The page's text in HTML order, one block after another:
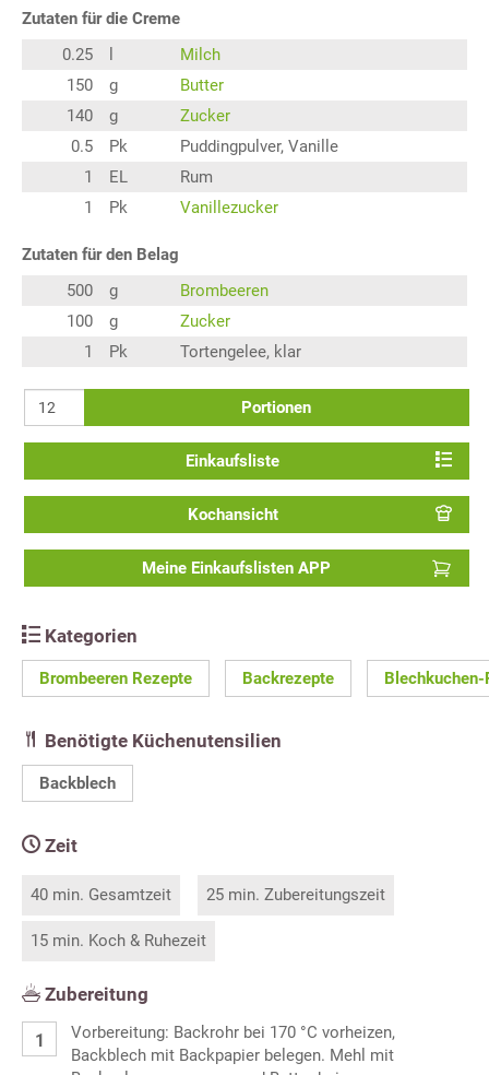
Zutaten für die Creme
0.25
Milch
150
g
Butter
140
g
Zucker
0.5
Pk
Puddingpulver, Vanille
1
EL
Rum
1
Pk Vanillezucker
Zutaten für den Belag
500
g
Brombeeren
100
g
Zucker
1
Pk Tortengelee, klar
Portionen
Einkaufsliste
Kochansicht
Meine Einkaufslisten APP
Kategorien
Brombeeren Rezepte Backrezepte
Benötigte Küchenutensilien
Backblech
Zeit
40 min. Gesamtzeit 25 min. Zubereitungszeit
15 min. Koch & Ruhezeit
Zubereitung
Vorbereitung: Backrohr bei 170 °C vorheizen,
Backblech mit Backpapier belegen. Mehl mit